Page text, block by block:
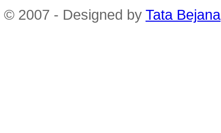
© 2007 - Designed by Tata Bejana